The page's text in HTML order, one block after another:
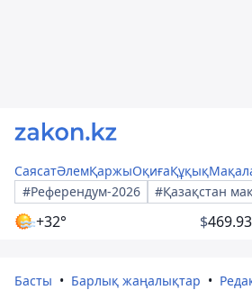
СаясатӘлемҚаржыОқиғаҚұқық
#Референдум-2026
#Қазақстан
+32° $469.93
Басты Барлық жаңалықтар